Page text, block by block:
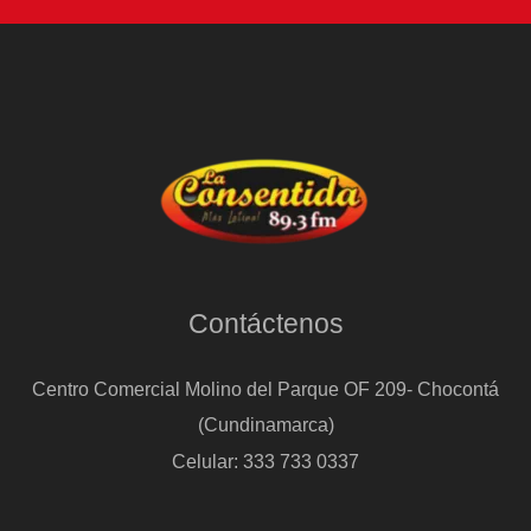
Contáctenos
Centro Comercial Molino del Parque OF 209- Chocontá
(Cundinamarca)
Celular: 333 733 0337